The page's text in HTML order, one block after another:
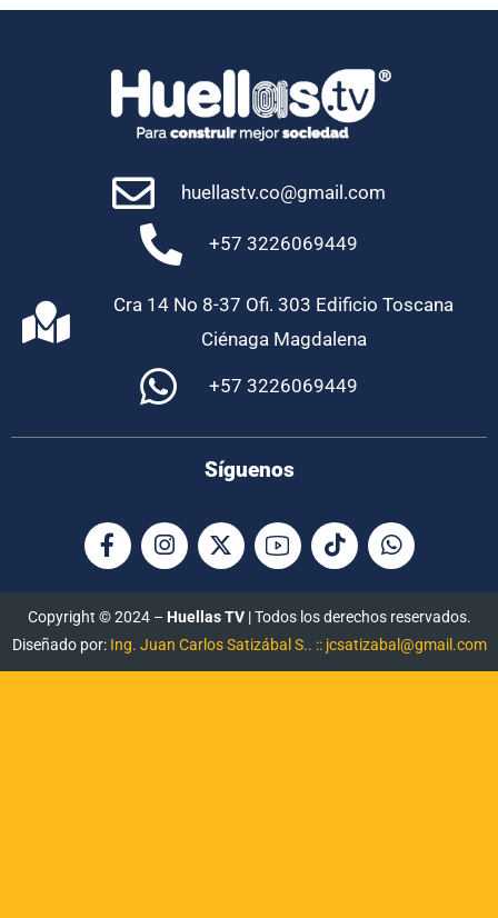
huellastv.co@gmail.com
+57 3226069449
Cra 14 No 8-37 Ofi. 303 Edificio Toscana
Ciénaga Magdalena
+57 3226069449
Síguenos
Copyright © 2024 – Huellas TV| Todos los derechos reservados.
Diseñado por: Ing. Juan Carlos Satizábal S.. :: jcsatizabal@gmail.com